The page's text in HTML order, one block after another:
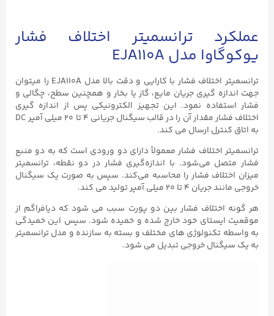
عملکرد ترانسمیتر اختلاف فشار
یوکوگاوا مدل EJA110A
ترانسمیتر اختلاف فشار با کارایی و دقت بالا مدل EJA110A را میتوان
جهت اندازه گیری جریان مایع، گاز یا بخار و همچنین سطح، چگالی و
فشار استفاده نمود. این تجهیز الکترونیکی پس از اندازه گیری
اختلاف فشار مقدار آن را در قالب سیگنال جریانی ۴ تا ۲۰ میلی آمپر DC
به اتاق کنترل ارسال می کند.
ترانسمیتر اختلاف فشار معمولاً دارای دو ورودی است که به دو منبع
فشار متصل می‌شود. با اندازه‌گیری فشار در دو نقطه، ترانسمیتر
میزان اختلاف فشار را محاسبه می‌کند. سپس به صورت یک سیگنال
خروجی مانند جریان ۴ تا ۲۰ میلی آمپر تولید می‌ کند.
هر گونه اختلاف فشار بین دو پورت سبب می شود که دیافراگم از
موقعیت ایستای خود خارج شده و خمیده شود. سپس این خمیدگی
به واسطه تکنولوژی های مختلف و بسته به سازنده و مدل ترانسمیتر
به یک سیگنال خروجی تبدیل می شود.